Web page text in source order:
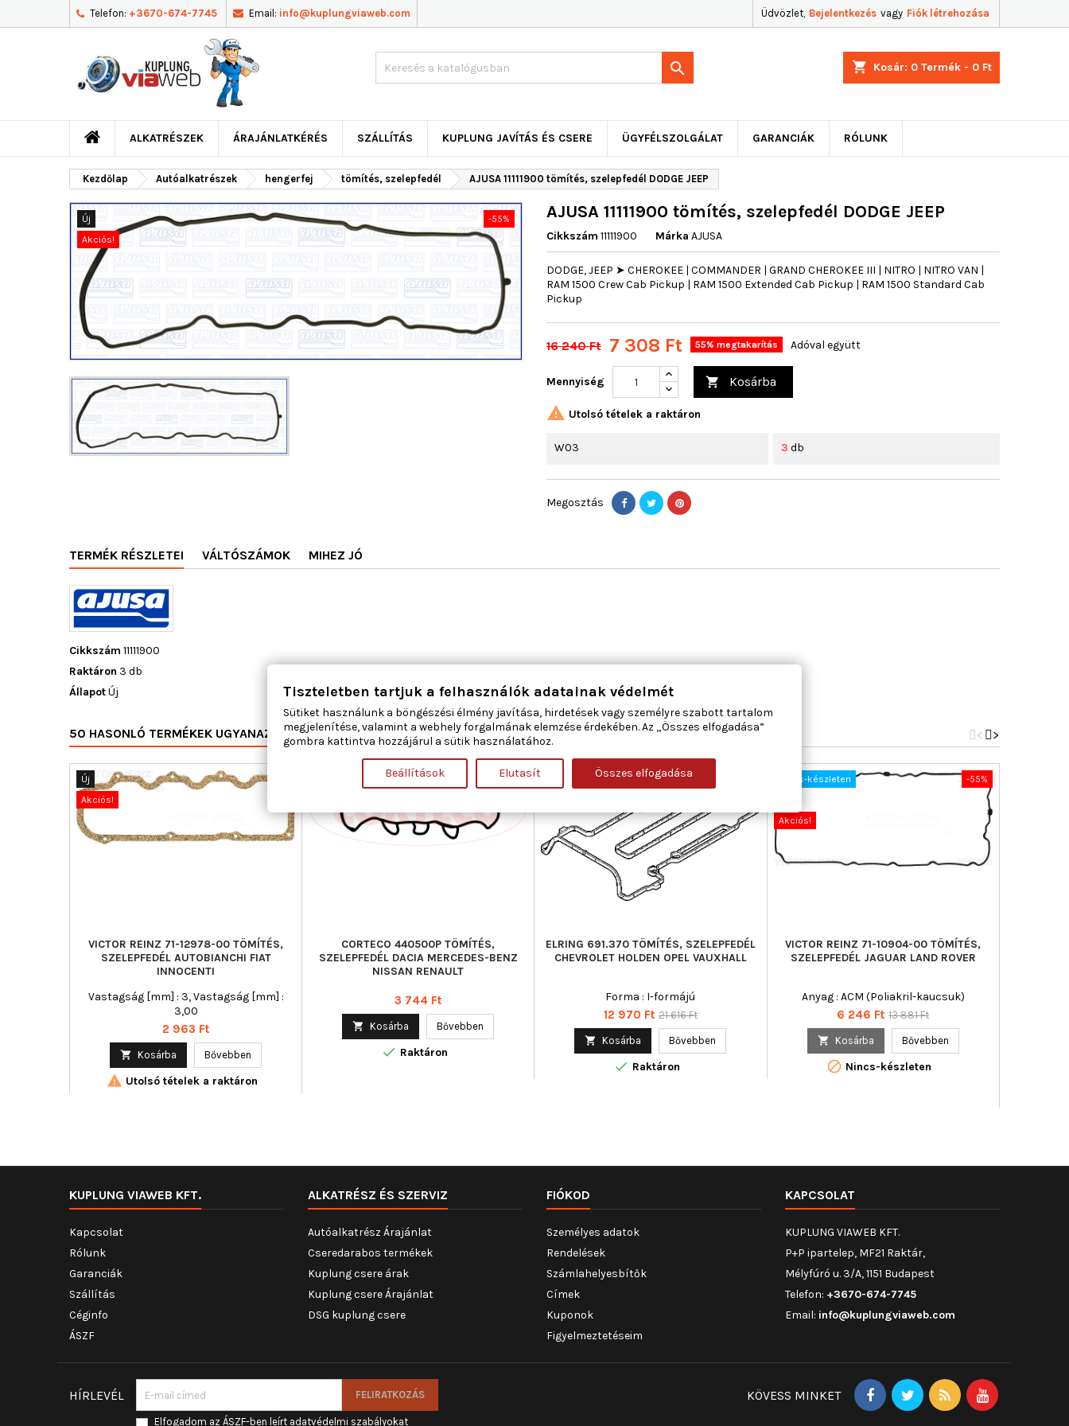
Telefon: +3670-674-7745 Email: info@kuplungviaweb.com Üdvözlet, Bejelentkezés vagy Fiók létrehozása
shopping_cart Kosár: 0 Termék - 0 Ft

ALKATRÉSZEK ÁRAJÁNLATKÉRÉS SZÁLLÍTÁS KUPLUNG JAVÍTÁS ÉS CSERE ÜGYFÉLSZOLGÁLAT GARANCIÁK RÓLUNK
Kezdőlap Autóalkatrészek hengerfej tömítés, szelepfedél AJUSA 11111900 tömítés, szelepfedél DODGE JEEP
Új
-55%
Akciós!
AJUSA 11111900 tömítés, szelepfedél DODGE JEEP
Cikkszám 11111900 Márka AJUSA
DODGE, JEEP ➤ CHEROKEE | COMMANDER | GRAND CHEROKEE III | NITRO | NITRO VAN |
RAM 1500 Crew Cab Pickup | RAM 1500 Extended Cab Pickup | RAM 1500 Standard Cab
Pickup
16 240 Ft 7 308 Ft 55% megtakarítás Adóval együtt
Mennyiség  Kosárba
 Utolsó tételek a raktáron
W03 3 db
Megosztás
TERMÉK RÉSZLETEI VÁLTÓSZÁMOK MIHEZ JÓ
Cikkszám 11111900
Raktáron 3 db
ÁllapotÚj
50 HASONLÓ TERMÉKEK UGYANAZON KATEGÓRIÁBAN: >
<
Új
Akciós!
VICTOR REINZ 71-12978-00 TÖMÍTÉS,
SZELEPFEDÉL AUTOBIANCHI FIAT
INNOCENTI
Vastagság [mm] : 3, Vastagság [mm] :
3,00
Ár
2 963 Ft
 Kosárba Bővebben
 Utolsó tételek a raktáron
CORTECO 440500P TÖMÍTÉS,
SZELEPFEDÉL DACIA MERCEDES-BENZ
NISSAN RENAULT
Ár
3 744 Ft
 Kosárba Bővebben
 Raktáron
ELRING 691.370 TÖMÍTÉS, SZELEPFEDÉL
CHEVROLET HOLDEN OPEL VAUXHALL
Forma : I-formájú
Ár
12 970 Ft Normál
21 616 Ft
 Kosárba Bővebben
 Raktáron
-55%
Nincs-készleten
Akciós!
VICTOR REINZ 71-10904-00 TÖMÍTÉS,
SZELEPFEDÉL JAGUAR LAND ROVER
Anyag : ACM (Poliakril-kaucsuk)
Ár
6 246 Ft Normál
13 881 Ft
 Kosárba Bővebben
 Nincs-készleten
KUPLUNG VIAWEB KFT.
Kapcsolat
Rólunk
Garanciák
Szállítás
Céginfo
ÁSZF
ALKATRÉSZ ÉS SZERVIZ
Autóalkatrész Árajánlat
Cseredarabos termékek
Kuplung csere árak
Kuplung csere Árajánlat
DSG kuplung csere
FIÓKOD
Személyes adatok
Rendelések
Számlahelyesbítők
Címek
Kuponok
Figyelmeztetéseim
KAPCSOLAT
KUPLUNG VIAWEB KFT.
P+P ipartelep, MF21 Raktár,
Mélyfúró u. 3/A, 1151 Budapest
Telefon: +3670-674-7745
Email: info@kuplungviaweb.com
HÍRLEVÉL
Elfogadom az ÁSZF-ben leírt adatvédelmi szabályokat
KÖVESS MINKET
Tiszteletben tartjuk a felhasználók adatainak védelmét
Sütiket használunk a böngészési élmény javítása, hirdetések vagy személyre szabott tartalom
megjelenítése, valamint a webhely forgalmának elemzése érdekében. Az „Összes elfogadása”
gombra kattintva hozzájárul a sütik használatához.
Beállítások Elutasít Összes elfogadása